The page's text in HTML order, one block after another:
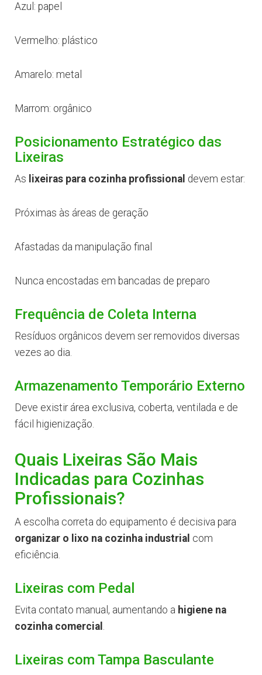
Azul: papel
Vermelho: plástico
Amarelo: metal
Marrom: orgânico
Posicionamento Estratégico das
Lixeiras
As lixeiras para cozinha profissional devem estar:
Próximas às áreas de geração
Afastadas da manipulação final
Nunca encostadas em bancadas de preparo
Frequência de Coleta Interna
Resíduos orgânicos devem ser removidos diversas
vezes ao dia.
Armazenamento Temporário Externo
Deve existir área exclusiva, coberta, ventilada e de
fácil higienização.
Quais Lixeiras São Mais
Indicadas para Cozinhas
Profissionais?
A escolha correta do equipamento é decisiva para
organizar o lixo na cozinha industrial com
eficiência.
Lixeiras com Pedal
Evita contato manual, aumentando a higiene na
cozinha comercial .
Lixeiras com Tampa Basculante